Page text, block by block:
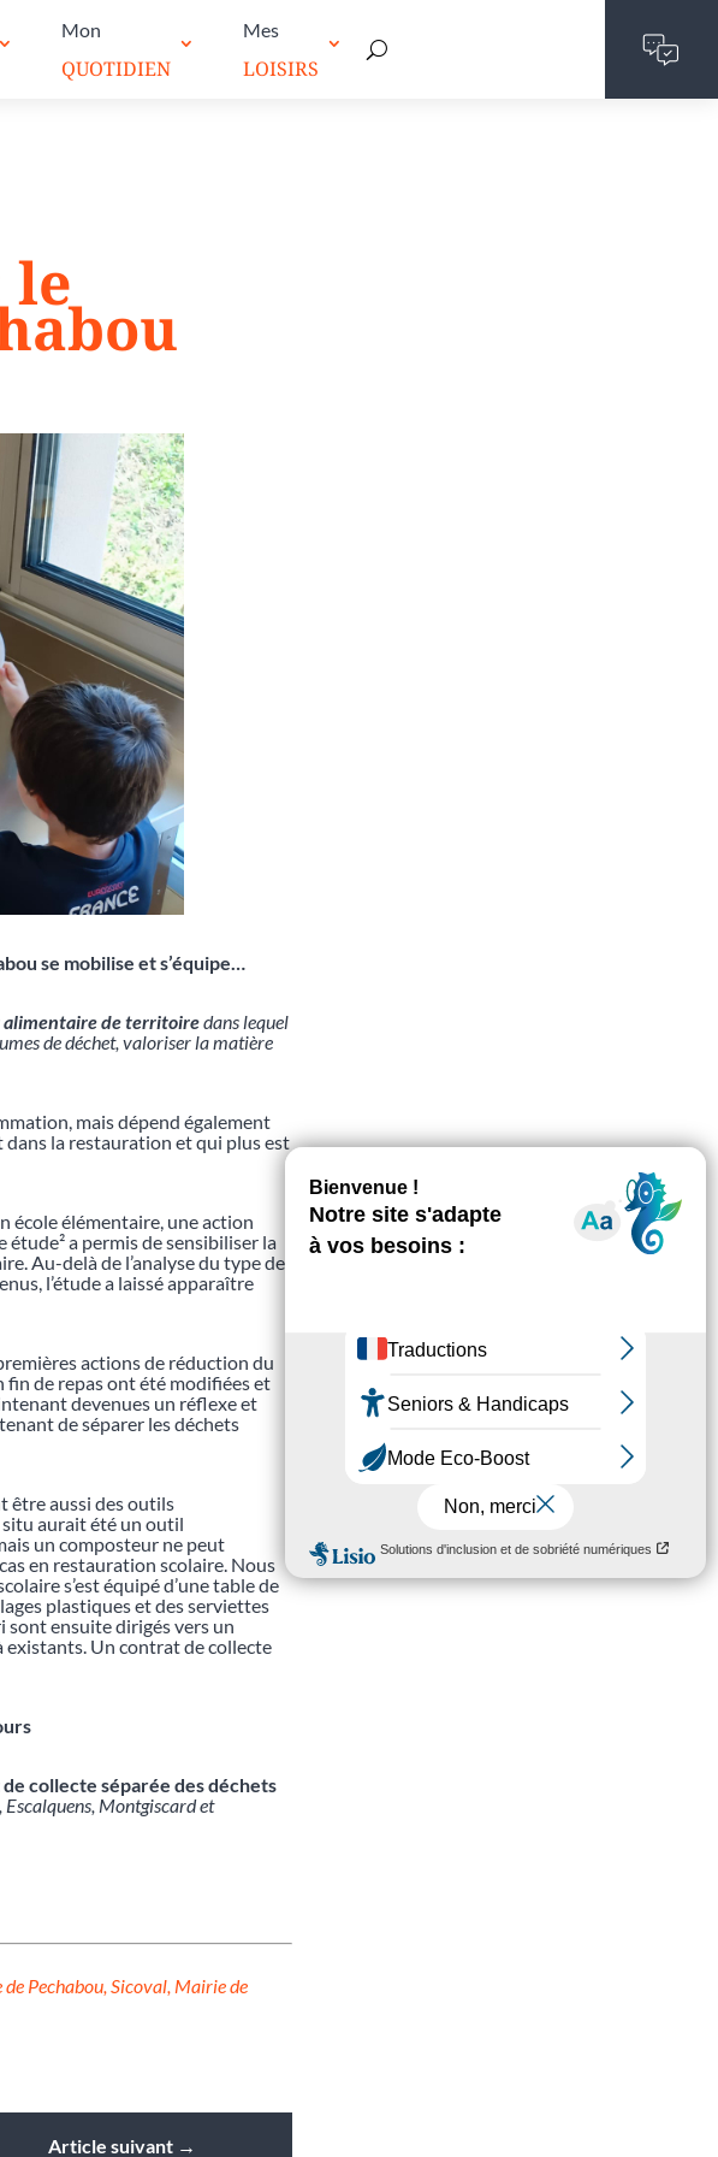
Mon
QUOTIDIEN
Mes
LOISIRS
le
se mobilise et s’équipe…
alimentaire de territoiredans lequel
de déchet, valoriser la matière
mais dépend également
dans la restauration et qui plus est
école élémentaire, une action
a permis de sensibiliser la
Au-delà de l’analyse du type de
l’étude a laissé apparaître
actions de réduction du
fin de repas ont été modifiées et
devenues un réflexe et
de séparer les déchets
être aussi des outils
situ aurait été un outil
un composteur ne peut
en restauration scolaire. Nous
s’est équipé d’une table de
plastiques et des serviettes
sont ensuite dirigés vers un
existants. Un contrat de collecte
collecte séparée des déchets
Escalquens, Montgiscard et
Pechabou, Sicoval, Mairie de
Article suivant→